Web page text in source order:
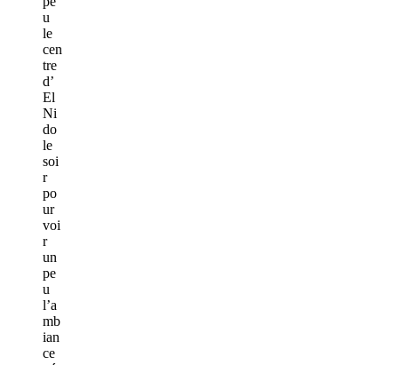
u
le
cen
tre
d’
El
Ni
do
le
soi
r
po
ur
voi
r
un
pe
u
l’a
mb
ian
ce